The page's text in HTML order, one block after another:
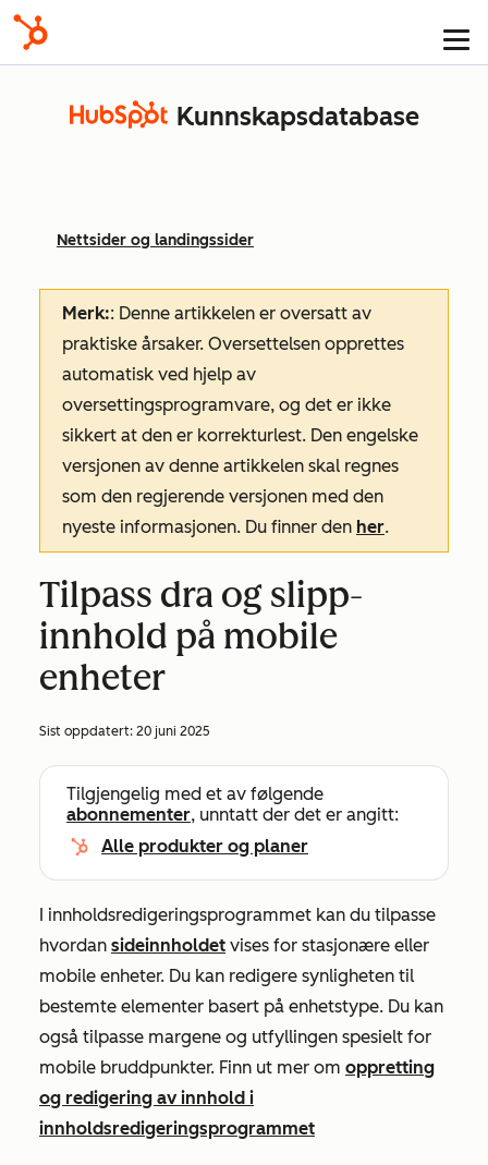
Kunnskapsdatabase
Nettsider og landingssider
Merk:: Denne artikkelen er oversatt av
praktiske årsaker. Oversettelsen opprettes
automatisk ved hjelp av
oversettingsprogramvare, og det er ikke
sikkert at den er korrekturlest. Den engelske
versjonen av denne artikkelen skal regnes
som den regjerende versjonen med den
nyeste informasjonen. Du finner den her.
Tilpass dra og slipp-
innhold på mobile
enheter
Sist oppdatert: 20 juni 2025
Tilgjengelig med et av følgende
abonnementer, unntatt der det er angitt:
Alle produkter og planer
I innholdsredigeringsprogrammet kan du tilpasse
hvordan sideinnholdet vises for stasjonære eller
mobile enheter. Du kan redigere synligheten til
bestemte elementer basert på enhetstype. Du kan
også tilpasse margene og utfyllingen spesielt for
mobile bruddpunkter. Finn ut mer om oppretting
og redigering av innhold i
innholdsredigeringsprogrammet